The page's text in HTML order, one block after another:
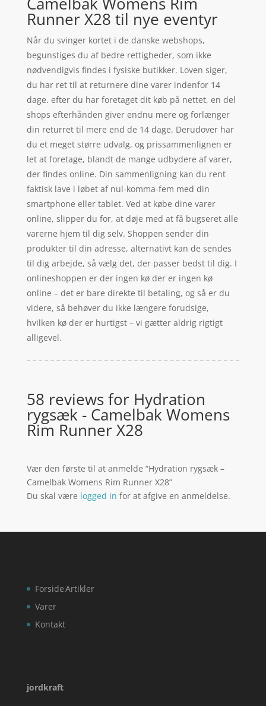
Runner X28 til nye eventyr
Når du svinger kortet i de danske webshops,
begunstiges du af bedre rettigheder, som ikke
nødvendigvis findes i fysiske butikker. Loven siger,
du har ret til at returnere dine varer indenfor 14
dage. efter du har foretaget dit køb på nettet, en del
shops efterhånden giver endnu mere og forlænger
din returret til mere end de 14 dage. Derudover har
du et meget større udvalg, og prissammenlignen er
let at foretage, blandt de mange udbydere af varer,
der findes online. Din sammenligning kan du rent
faktisk lave i løbet af nul-komma-fem med din
smartphone eller tablet. Ved at købe dine varer
online, slipper du for, at døje med at få bugseret alle
varerne hjem til dig selv. Shoppen sender din
produkter til din adresse, alternativt kan de sendes
til dig arbejde, så vælg det, der passer bedst til dig. I
onlineshoppen er der ingen kø der er ingen kø
online – det er bare direkte til betaling, og så er du
videre, så behøver du ikke længere forudsige,
hvilken kø der er hurtigst – vi gætter aldrig rigtigt
alligevel.
58 reviews for Hydration
rygsæk - Camelbak Womens
Rim Runner X28
Vær den første til at anmelde “Hydration rygsæk –
Camelbak Womens Rim Runner X28”
Du skal være logged in for at afgive en anmeldelse.
Forside
Varer
Kontakt
Artikler
jordkraft